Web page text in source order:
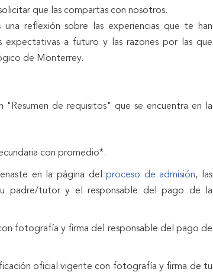
que las compartas con nosotros.
reflexión sobre las experiencias que te han
expectativas a futuro y las razones por las que
de Monterrey.
"Resumen de requisitos" que se encuentra en la
con promedio*.
en la página delproceso de admisión, las
padre/tutor y el responsable del pago de la
fotografía y firma del responsable del pago de
oficial vigente con fotografía y firma de tu